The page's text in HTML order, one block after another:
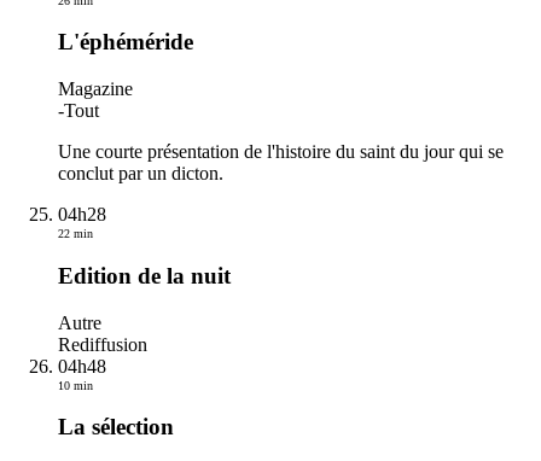
L'éphéméride
Magazine
-Tout
Une courte présentation de l'histoire du saint du jour qui se
conclut par un dicton.
04h28
22 min
Edition de la nuit
Autre
Rediffusion
04h48
10 min
La sélection